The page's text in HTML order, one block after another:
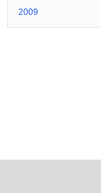
2009